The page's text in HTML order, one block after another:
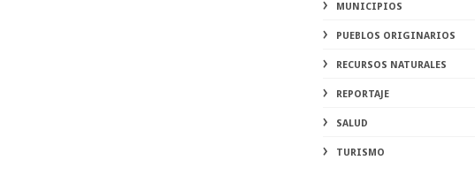
MUNICIPIOS
PUEBLOS ORIGINARIOS
RECURSOS NATURALES
REPORTAJE
SALUD
TURISMO